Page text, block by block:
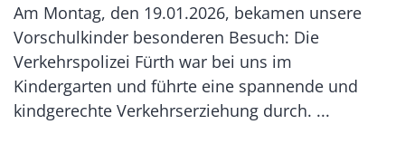
Am Montag, den 19.01.2026, bekamen unsere
Vorschulkinder besonderen Besuch: Die
Verkehrspolizei Fürth war bei uns im
Kindergarten und führte eine spannende und
kindgerechte Verkehrserziehung durch. ...